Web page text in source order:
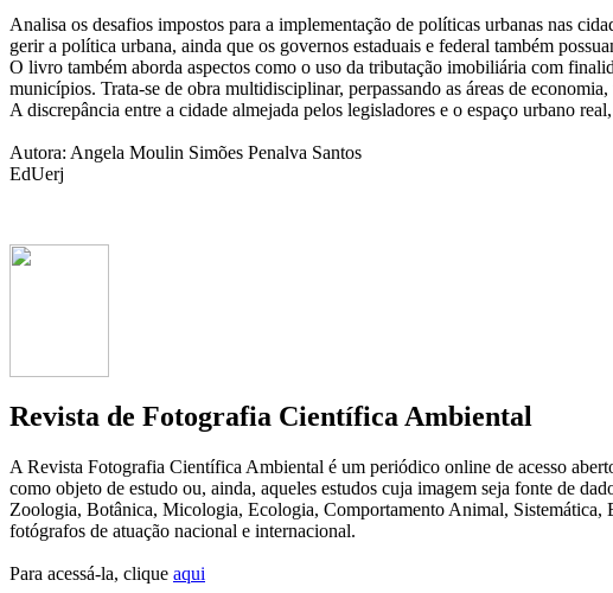
Analisa os desafios impostos para a implementação de políticas urbanas nas
gerir a política urbana, ainda que os governos estaduais e federal também
O livro também aborda aspectos como o uso da tributação imobiliária com
municípios. Trata-se de obra multidisciplinar, perpassando as áreas de
A discrepância entre a cidade almejada pelos legisladores e o espaço urbano
Autora: Angela Moulin Simões Penalva Santos
EdUerj
Revista de Fotografia Científica Ambiental
A Revista Fotografia Científica Ambiental é um periódico online de acesso
como objeto de estudo ou, ainda, aqueles estudos cuja imagem seja fonte de
Zoologia, Botânica, Micologia, Ecologia, Comportamento Animal, Sistemática,
fotógrafos de atuação nacional e internacional.
Para acessá-la, clique aqui